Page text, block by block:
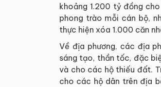
khoảng 1.200 tỷ đồng
phong trào mỗi cán bộ,
thực hiện xóa 1.000 căn
Về địa phương, các địa
sáng tạo, thần tốc, đặc
và cho các hộ thiếu đất.
cho các hộ dân trên địa